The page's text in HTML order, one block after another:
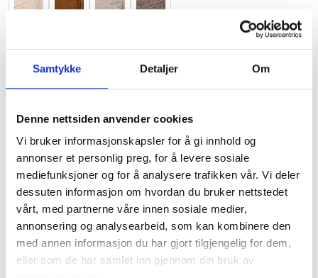
Samtykke Detaljer Om
Denne nettsiden anvender cookies
Vi bruker informasjonskapsler for å gi innhold og
annonser et personlig preg, for å levere sosiale
mediefunksjoner og for å analysere trafikken vår. Vi deler
dessuten informasjon om hvordan du bruker nettstedet
vårt, med partnerne våre innen sosiale medier,
annonsering og analysearbeid, som kan kombinere den
med annen informasjon du har gjort tilgjengelig for dem,
eller som de har samlet inn gjennom din bruk av